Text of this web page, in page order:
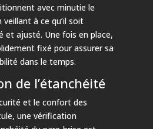
avec minutie le
à ce qu’il soit
et ajusté. Une fois en place,
fixé pour assurer sa
dans le temps.
de l’étanchéité
et le confort des
une vérification